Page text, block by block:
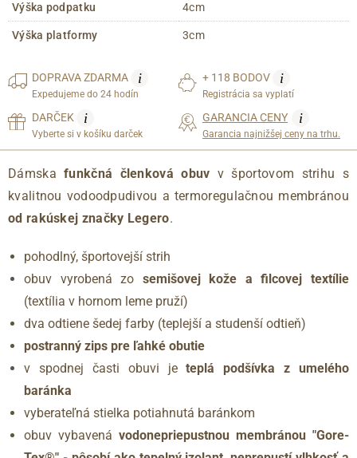
Výška podpatku 4cm
Výška platformy 3cm
DOPRAVAZDARMA i
Expedujeme do 24 hodín
+ 118 BODOV i
Registrácia sa vyplatí
DARČEK i
Vyberte si v košíku darček
GARANCIA CENY i
Garancia najnižšej ceny na trhu.
Dámska funkčná členková obuv v športovom strihu s
kvalitnou vodoodpudivou a termoregulačnou membránou
od rakúskej značky Legero.
pohodlný, športovejší strih
obuv vyrobená zo semišovej kože a filcovej textílie
(textília v hornom leme pruží)
dva odtiene šedej farby (teplejší a studenší odtieň)
postranný zips pre ľahké obutie
v spodnej časti obuvi jeteplá podšívka z umelého
baránka
vyberateľná stielka potiahnutá baránkom
obuv vybavená vodonepriepustnou membránou "Gore-